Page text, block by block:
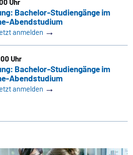
Uhr
Bachelor-Studiengänge im
Abendstudium
anmelden →
Uhr
Bachelor-Studiengänge im
Abendstudium
anmelden →